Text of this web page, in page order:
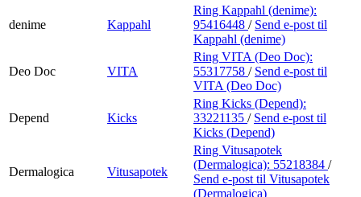
denime Kappahl
Ring Kappahl (denime):
95416448 / Send e-post til
Kappahl (denime)
Deo Doc VITA
Ring VITA (Deo Doc):
55317758 / Send e-post til
VITA (Deo Doc)
Depend Kicks
Ring Kicks (Depend):
33221135 / Send e-post til
Kicks (Depend)
Dermalogica Vitusapotek
Ring Vitusapotek
(Dermalogica): 55218384 /
Send e-post til Vitusapotek
(Dermalogica)